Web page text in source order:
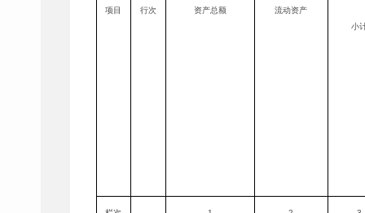
项目 行次 资产总额
流动资产
小